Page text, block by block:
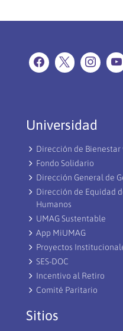
Universidad
Dirección de
Fondo Solidario
Dirección General de
Dirección de Equidad
Humanos
UMAG Sustentable
App MiUMAG
Proyectos
SES-DOC
Incentivo al Retiro
Comité Paritario
Sitios